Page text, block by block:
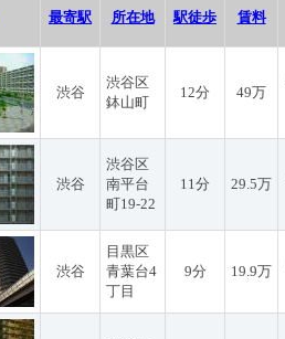
最寄駅 所在地 駅徒歩 賃料
渋谷
渋谷区
鉢山町
12分 49万
渋谷
渋谷区
南平台
町19-22
11分 29.5万
渋谷
目黒区
青葉台4
丁目
9分 19.9万